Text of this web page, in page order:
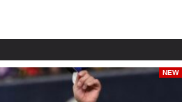
NEW